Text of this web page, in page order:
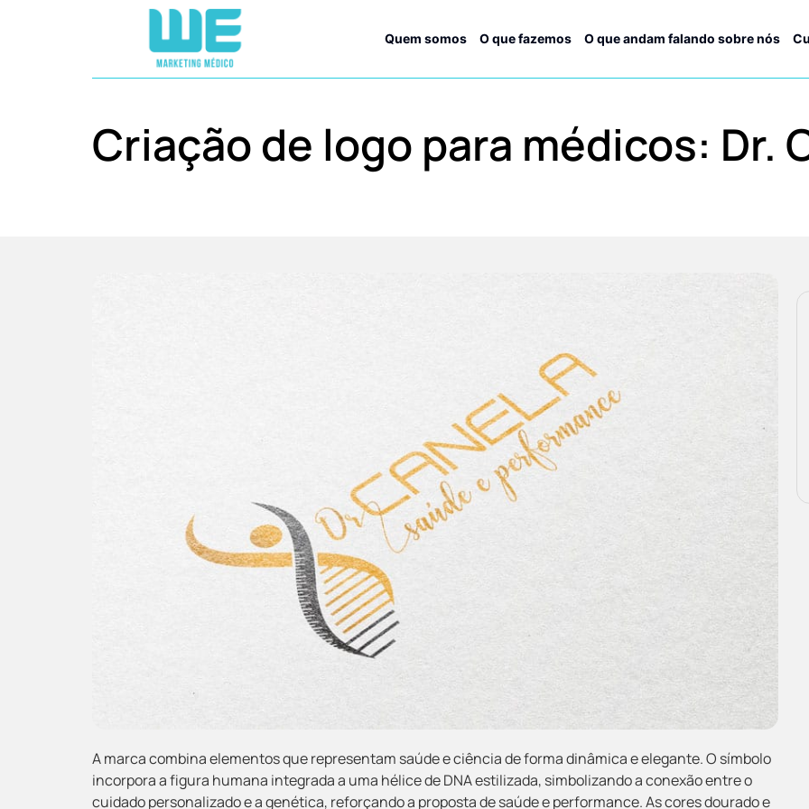
Quem somos O que fazemos O que andam falando sobre nós
Criação de logo para médicos: Dr.
A marca combina elementos que representam saúde e ciência de forma dinâmica e elegante. O símbolo
incorpora a figura humana integrada a uma hélice de DNA estilizada, simbolizando a conexão entre o
cuidado personalizado e a genética, reforçando a proposta de saúde e performance. As cores dourado e